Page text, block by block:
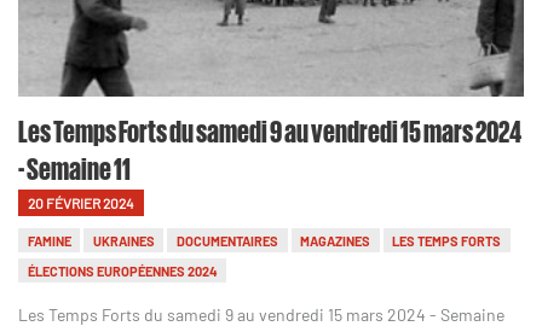
Les Temps Forts du samedi 9 au vendredi 15 mars 2024
- Semaine 11
20 FÉVRIER 2024
FAMINE UKRAINES DOCUMENTAIRES MAGAZINES
LES TEMPS FORTS
ÉLECTIONS EUROPÉENNES 2024
Les Temps Forts du samedi 9 au vendredi 15 mars 2024 - Semaine